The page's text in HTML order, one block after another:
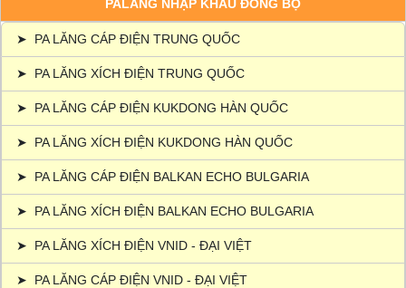
PALANG NHẬP KHẨU ĐỒNG BỘ
➤ PA LĂNG CÁP ĐIỆN TRUNG QUỐC
➤ PA LĂNG XÍCH ĐIỆN TRUNG QUỐC
➤ PA LĂNG CÁP ĐIỆN KUKDONG HÀN QUỐC
➤ PA LĂNG XÍCH ĐIỆN KUKDONG HÀN QUỐC
➤ PA LĂNG CÁP ĐIỆN BALKAN ECHO BULGARIA
➤ PA LĂNG XÍCH ĐIỆN BALKAN ECHO BULGARIA
➤ PA LĂNG XÍCH ĐIỆN VNID - ĐẠI VIỆT
➤ PA LĂNG CÁP ĐIỆN VNID - ĐẠI VIỆT